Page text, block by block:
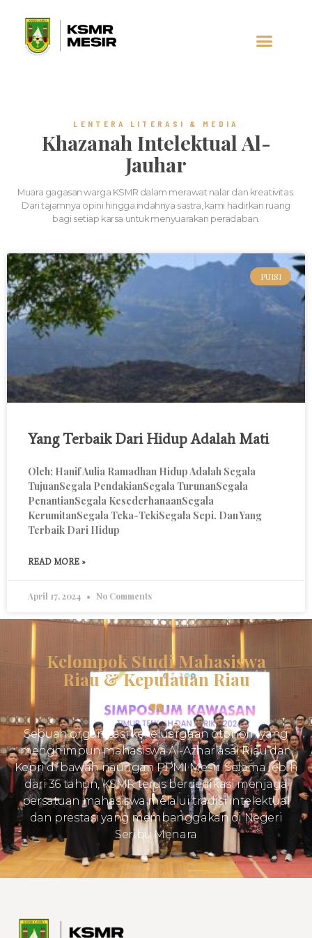
LENTERA LITERASI & MEDIA
Khazanah Intelektual Al-
Jauhar
Muara gagasan warga KSMR dalam merawat nalar dan kreativitas.
Dari tajamnya opini hingga indahnya sastra, kami hadirkan ruang
bagi setiap karsa untuk menyuarakan peradaban.
PUISI
Yang Terbaik Dari Hidup Adalah Mati
Oleh: Hanif Aulia Ramadhan Hidup Adalah Segala
TujuanSegala PendakianSegala TurunanSegala
PenantianSegala KesederhanaanSegala
KerumitanSegala Teka-TekiSegala Sepi. Dan Yang
Terbaik Dari Hidup
READ MORE »
April 17, 2024 No Comments
Kelompok Studi Mahasiswa
Riau & Kepulauan Riau
Sebuah organisasi kekeluargaan otonom yang
menghimpun mahasiswa Al-Azhar asal Riau dan
Kepri di bawah naungan PPMI Mesir. Selama lebih
dari 36 tahun, KSMR terus berdedikasi menjaga
persatuan mahasiswa melalui tradisi intelektual
dan prestasi yang membanggakan di Negeri
Seribu Menara